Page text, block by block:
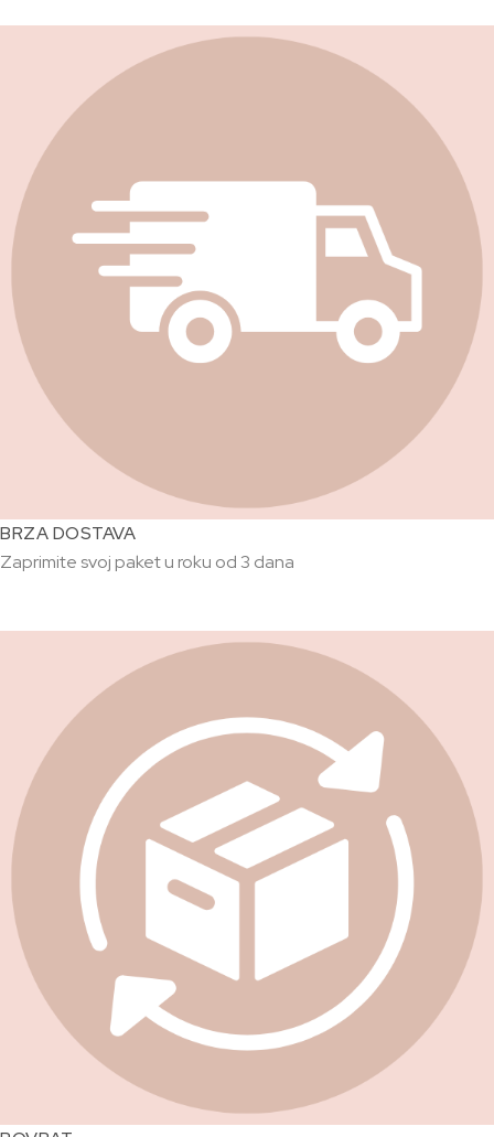
BRZA DOSTAVA
Zaprimite svoj paket u roku od 3 dana